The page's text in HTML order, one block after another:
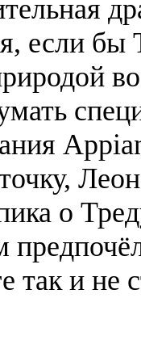
если бы
о
так и не